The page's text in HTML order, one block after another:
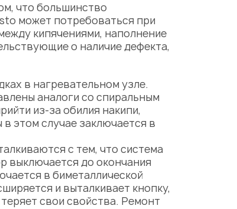
что большинство
может потребоваться при
кипячениями, наполнение
о наличие дефекта,
в нагревательном узле.
аналоги со спиральным
из-за обилия накипи,
в этом случае заключается в
с тем, что система
выключается до окончания
в биметаллической
и выталкивает кнопку,
свои свойства. Ремонт